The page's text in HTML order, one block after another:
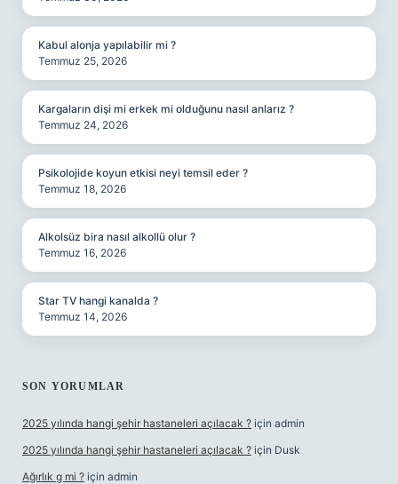
Kabul alonja yapılabilir mi ?
Temmuz 25, 2026
Kargaların dişi mi erkek mi olduğunu nasıl anlarız ?
Temmuz 24, 2026
Psikolojide koyun etkisi neyi temsil eder ?
Temmuz 18, 2026
Alkolsüz bira nasıl alkollü olur ?
Temmuz 16, 2026
Star TV hangi kanalda ?
Temmuz 14, 2026
SON YORUMLAR
2025 yılında hangi şehir hastaneleri açılacak ? için admin
2025 yılında hangi şehir hastaneleri açılacak ? için Dusk
Ağırlık g mi ? için admin